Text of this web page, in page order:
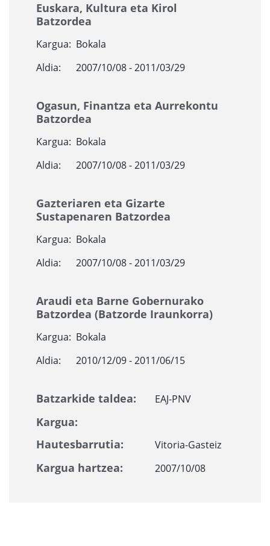
Euskara, Kultura eta Kirol
Batzordea
Kargua: Bokala
Aldia:
2007/10/08 - 2011/03/29
Ogasun, Finantza eta Aurrekontu
Batzordea
Kargua: Bokala
Aldia:
2007/10/08 - 2011/03/29
Gazteriaren eta Gizarte
Sustapenaren Batzordea
Kargua: Bokala
Aldia:
2007/10/08 - 2011/03/29
Araudi eta Barne Gobernurako
Batzordea (Batzorde Iraunkorra)
Kargua: Bokala
Aldia:
2010/12/09 - 2011/06/15
Batzarkide taldea: EAJ-PNV
Kargua:
Hautesbarrutia:
Vitoria-Gasteiz
Kargua hartzea: 2007/10/08